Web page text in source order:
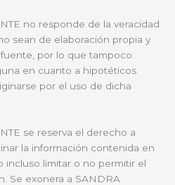
no responde de la veracidad
sean de elaboración propia y
por lo que tampoco
en cuanto a hipotéticos
por el uso de dicha
se reserva el derecho a
la información contenida en
incluso limitar o no permitir el
Se exonera a SANDRA